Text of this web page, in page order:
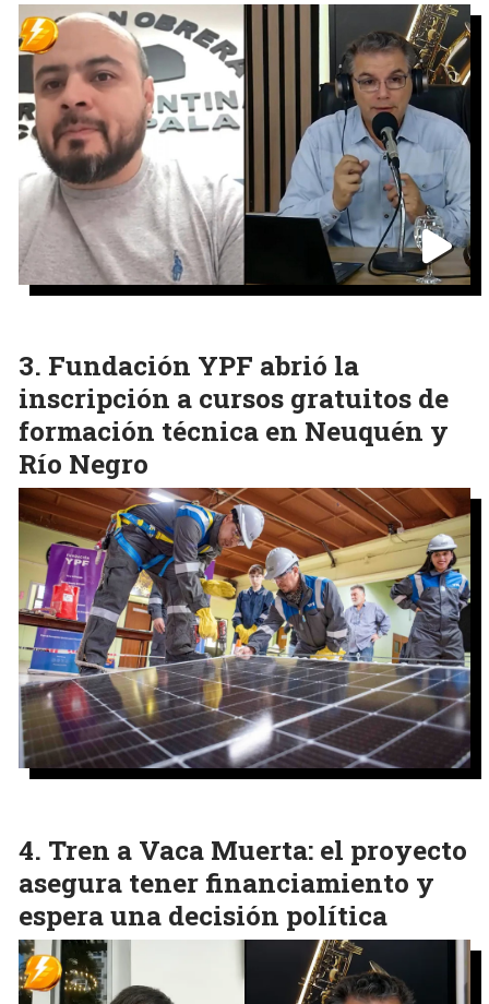
Fundación YPF abrió la
inscripción a cursos gratuitos de
formación técnica en Neuquén y
Río Negro
Tren a Vaca Muerta: el proyecto
asegura tener financiamiento y
espera una decisión política